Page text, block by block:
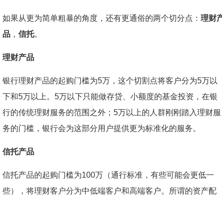
如果从更为简单粗暴的角度，还有更通俗的两个切分点： 理财
品 ， 信托。
理财产品
银行理财产品的起购门槛为5万，这个切割点将客户分为5万以
下和5万以上。5万以下只能做存贷、小额度的基金投资，在银
行的传统理财服务的范围之外；5万以上的人群刚刚踏入理财服
务的门槛，银行会为这部分用户提供更为标准化的服务。
信托产品
信托产品的起购门槛为100万（通行标准，有些可能会更低一
些），将理财客户分为中低端客户和高端客户。所谓的资产配